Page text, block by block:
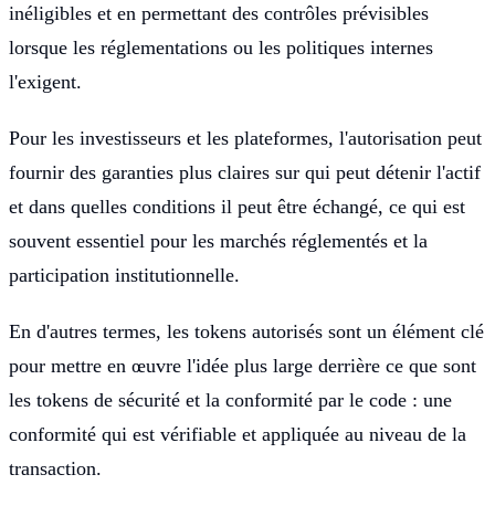
inéligibles et en permettant des contrôles prévisibles
lorsque les réglementations ou les politiques internes
l'exigent.
Pour les investisseurs et les plateformes, l'autorisation peut
fournir des garanties plus claires sur qui peut détenir l'actif
et dans quelles conditions il peut être échangé, ce qui est
souvent essentiel pour les marchés réglementés et la
participation institutionnelle.
En d'autres termes, les tokens autorisés sont un élément clé
pour mettre en œuvre l'idée plus large derrière ce que sont
les tokens de sécurité et la conformité par le code : une
conformité qui est vérifiable et appliquée au niveau de la
transaction.